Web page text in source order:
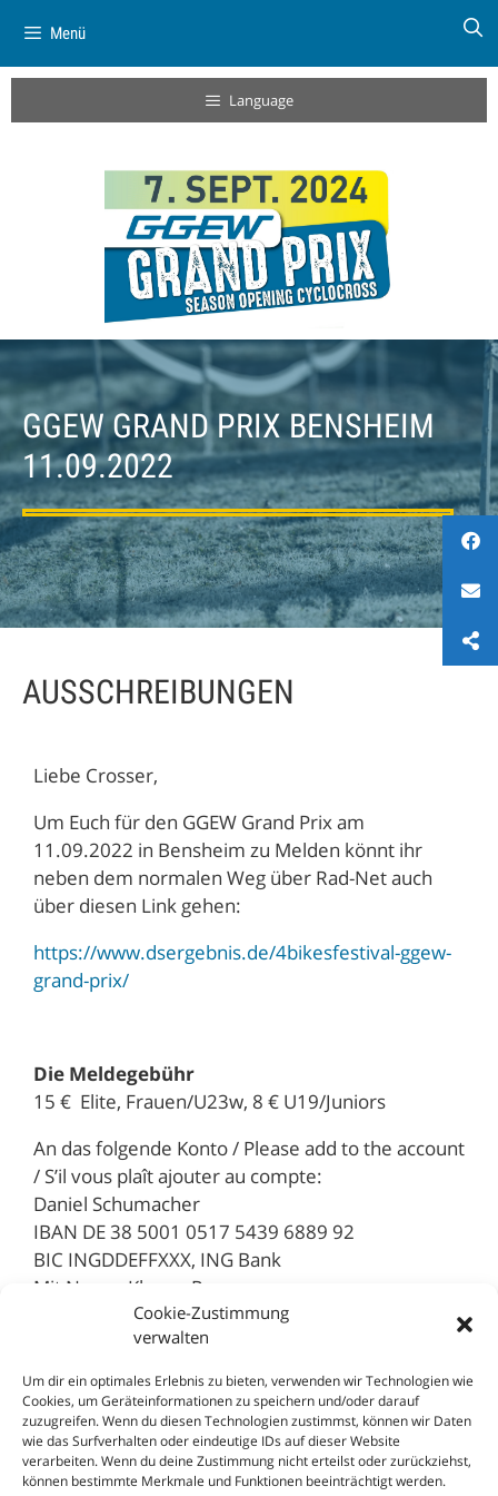
Cookie-Zustimmung
verwalten
Um dir ein optimales Erlebnis zu bieten, verwenden wir Technologien wie
Cookies, um Geräteinformationen zu speichern und/oder darauf
zuzugreifen. Wenn du diesen Technologien zustimmst, können wir Daten
wie das Surfverhalten oder eindeutige IDs auf dieser Website
verarbeiten. Wenn du deine Zustimmung nicht erteilst oder zurückziehst,
können bestimmte Merkmale und Funktionen beeinträchtigt werden.
Menü
Language
GGEW GRAND PRIX BENSHEIM
11.09.2022
AUSSCHREIBUNGEN
Liebe Crosser,
Um Euch für den GGEW Grand Prix am
11.09.2022 in Bensheim zu Melden könnt ihr
neben dem normalen Weg über Rad-Net auch
über diesen Link gehen:
https://www.dsergebnis.de/4bikesfestival-ggew-
grand-prix/
Die Meldegebühr
15 € Elite, Frauen/U23w, 8 € U19/Juniors
An das folgende Konto / Please add to the account
/ S’il vous plaît ajouter au compte:
Daniel Schumacher
IBAN DE 38 5001 0517 5439 6889 92
BIC INGDDEFFXXX, ING Bank
Mit Name, Klasse, Rennen
Die Überweisung des Nenngeldes ist
Startvorraussetzung.